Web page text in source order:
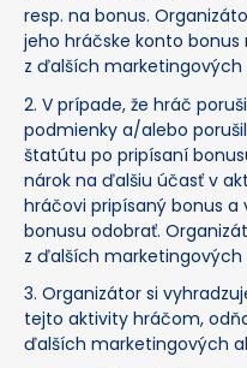
resp. na bonus.
jeho hráčske konto
z ďalších
2. V prípade, že hráč
podmienky a/alebo
štatútu po pripísaní
nárok na ďalšiu účasť v
hráčovi pripísaný bonus
bonusu odobrať.
z ďalších
3. Organizátor si
tejto aktivity hráčom,
ďalších marketingových